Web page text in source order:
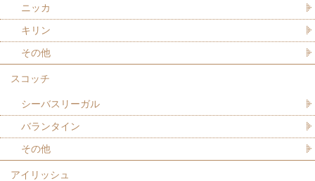
ニッカ
キリン
その他
スコッチ
シーバスリーガル
バランタイン
その他
アイリッシュ